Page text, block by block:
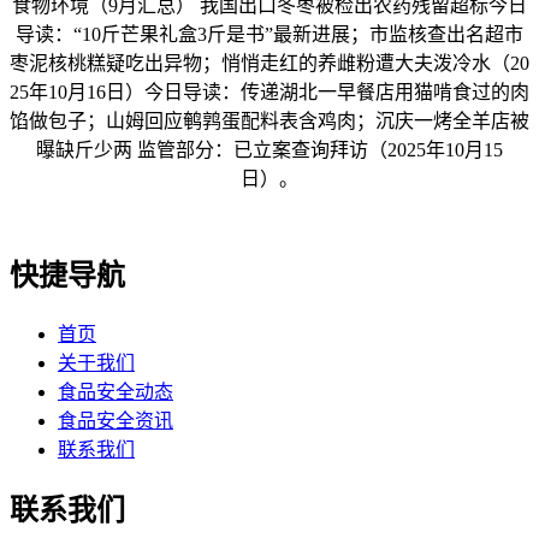
食物环境（9月汇总） 我国出口冬枣被检出农药残留超标今日
导读：“10斤芒果礼盒3斤是书”最新进展；市监核查出名超市
枣泥核桃糕疑吃出异物；悄悄走红的养雌粉遭大夫泼冷水（20
25年10月16日）今日导读：传递湖北一早餐店用猫啃食过的肉
馅做包子；山姆回应鹌鹑蛋配料表含鸡肉；沉庆一烤全羊店被
曝缺斤少两 监管部分：已立案查询拜访（2025年10月15
日）。
快捷导航
首页
关于我们
食品安全动态
食品安全资讯
联系我们
联系我们